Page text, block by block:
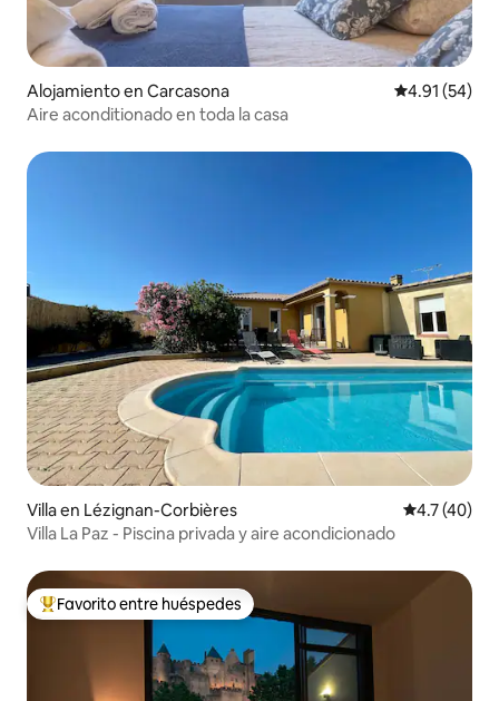
Alojamiento en Carcasona Calificación
4.91 (54)
Aire aconditionado en toda la casa
Villa en Lézignan-Corbières Calificación
4.7 (40)
Villa La Paz - Piscina privada y aire acondicionado
Favorito entre huéspedes preferido
Favorito entre huéspedes